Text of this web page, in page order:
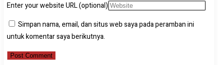
Enter your website URL (optional)
Simpan nama, email, dan situs web saya pada peramban ini
untuk komentar saya berikutnya.